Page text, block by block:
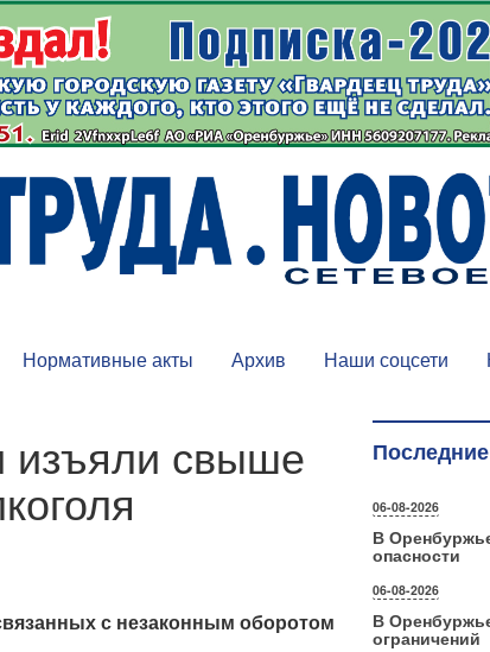
Нормативные акты Архив Наши соцсети
изъяли свыше
с незаконным оборотом
06-08-2026
В
опасности
06-08-2026
В
ограничений